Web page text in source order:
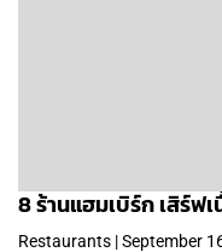
8 ร้านแฮมเบิร์ก เสิร์ฟ
Restaurants | September